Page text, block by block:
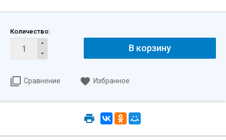
Количество:
В корзину
Сравнение Избранное